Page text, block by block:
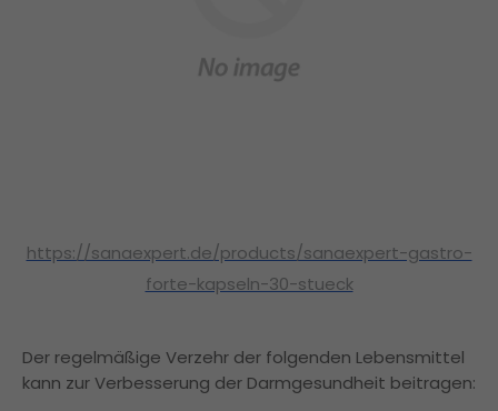
https://sanaexpert.de/products/sanaexpert-gastro-
forte-kapseln-30-stueck
Der regelmäßige Verzehr der folgenden Lebensmittel
kann zur Verbesserung der Darmgesundheit beitragen: